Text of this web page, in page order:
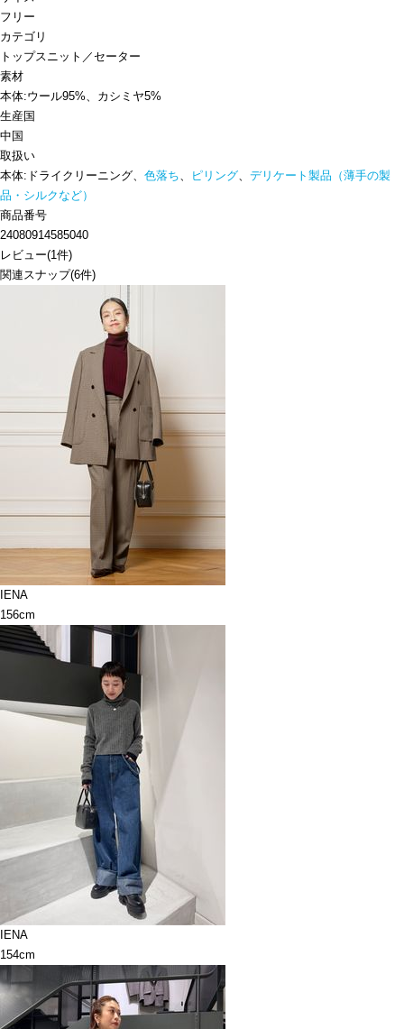
フリー
カテゴリ
トップスニット／セーター
素材
本体:ウール95%、カシミヤ5%
生産国
中国
取扱い
本体:ドライクリーニング、 色落ち、 ピリング、 デリケート製品（薄手の製
品・シルクなど）
商品番号
24080914585040
レビュー(1件)
関連スナップ(6件)
IENA
156cm
IENA
154cm